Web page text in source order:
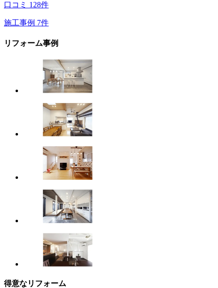
口コミ 128件
施工事例 7件
リフォーム事例
得意なリフォーム